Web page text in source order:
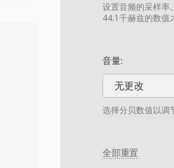
设置音频的采样
44.1千赫兹的数值
音量:
无更改
选择分贝数值以调
全部重置